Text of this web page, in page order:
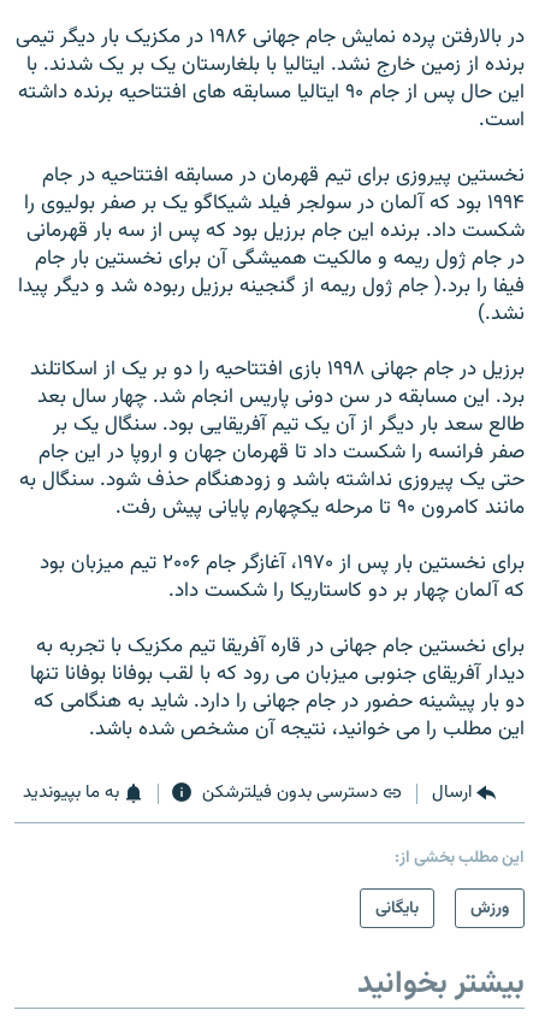
در بالارفتن پرده نمايش جام جهانی ۱۹۸۶ در مکزيک بار ديگر تيمی
برنده از زمين خارج نشد. ايتاليا با بلغارستان يک بر يک شدند. با
اين حال پس از جام ۹۰ ايتاليا مسابقه های افتتاحيه برنده داشته
است.
نخستين پيروزی برای تيم قهرمان در مسابقه افتتاحيه در جام
۱۹۹۴ بود که آلمان در سولجر فيلد شيکاگو يک بر صفر بوليوی را
شکست داد. برنده اين جام برزيل بود که پس از سه بار قهرمانی
در جام ژول ريمه و مالکيت هميشگی آن برای نخستين بار جام
فيفا را برد.( جام ژول ريمه از گنجينه برزيل ربوده شد و ديگر پيدا
نشد.)
برزيل در جام جهانی ۱۹۹۸ بازی افتتاحيه را دو بر يک از اسکاتلند
برد. اين مسابقه در سن دونی پاريس انجام شد. چهار سال بعد
طالع سعد بار ديگر از آن يک تيم آفريقايی بود. سنگال يک بر
صفر فرانسه را شکست داد تا قهرمان جهان و اروپا در اين جام
حتی يک پيروزی نداشته باشد و زودهنگام حذف شود. سنگال به
مانند کامرون ۹۰ تا مرحله يکچهارم پايانی پيش رفت.
برای نخستين بار پس از ۱۹۷۰، آغازگر جام ۲۰۰۶ تيم ميزبان بود
که آلمان چهار بر دو کاستاريکا را شکست داد.
برای نخستين جام جهانی در قاره آفريقا تيم مکزيک با تجربه به
ديدار آفريقای جنوبی ميزبان می رود که با لقب بوفانا بوفانا تنها
دو بار پيشينه حضور در جام جهانی را دارد. شايد به هنگامی که
اين مطلب را می خوانيد، نتيجه آن مشخص شده باشد.
ارسال دسترسی بدون فیلترشکن به ما بپیوندید
این مطلب بخشی از:
ورزش
بایگانی
بیشتر بخوانید